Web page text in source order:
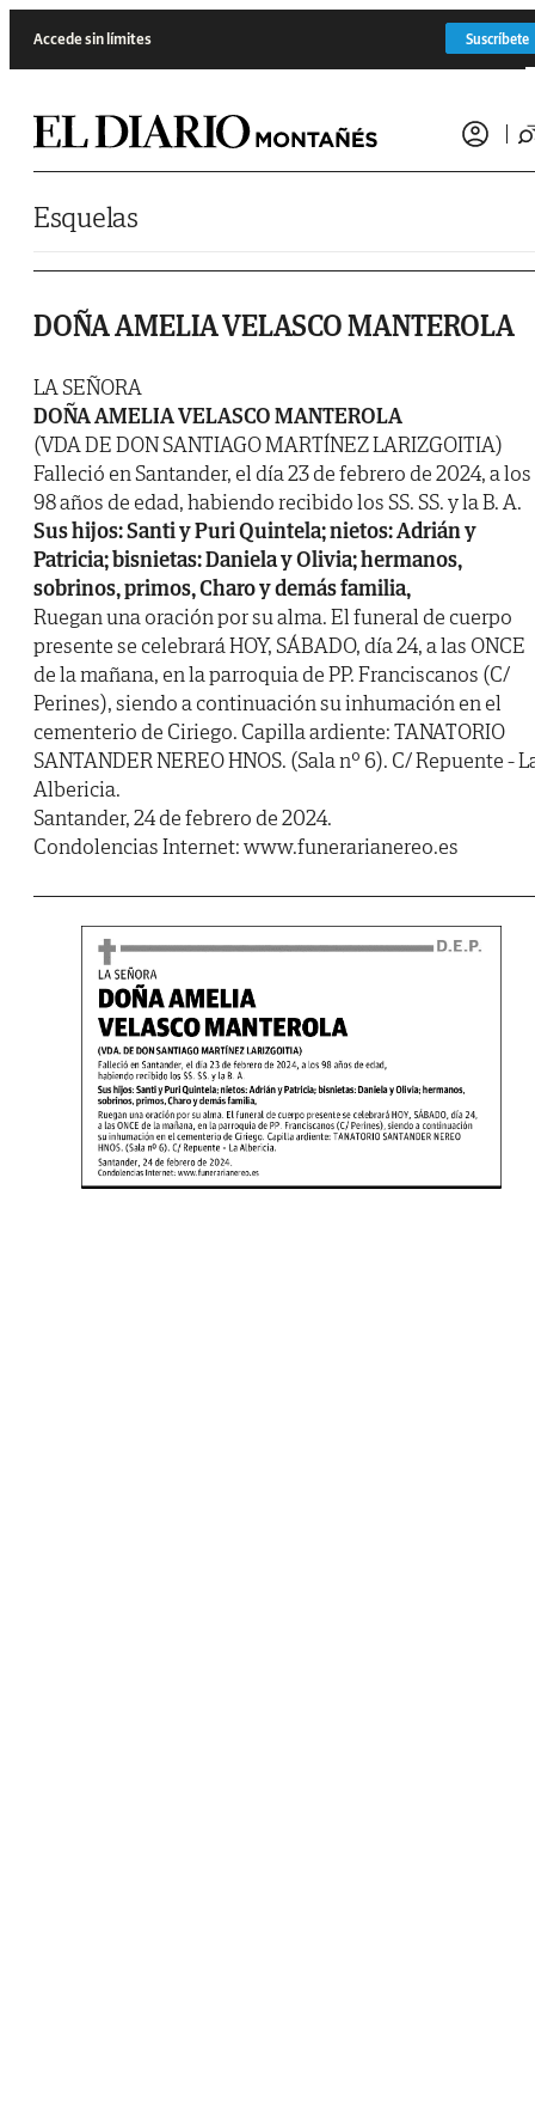
Accede sin límites Suscríbete
Esquelas
DOÑA AMELIA VELASCO MANTEROLA
LA SEÑORA
DOÑA AMELIA VELASCO MANTEROLA
(VDA DE DON SANTIAGO MARTÍNEZ LARIZGOITIA)
Falleció en Santander, el día 23 de febrero de 2024, a los
98 años de edad, habiendo recibido los SS. SS. y la B. A.
Sus hijos: Santi y Puri Quintela; nietos: Adrián y
Patricia; bisnietas: Daniela y Olivia; hermanos,
sobrinos, primos, Charo y demás familia,
Ruegan una oración por su alma. El funeral de cuerpo
presente se celebrará HOY, SÁBADO, día 24, a las ONCE
de la mañana, en la parroquia de PP. Franciscanos (C/
Perines), siendo a continuación su inhumación en el
cementerio de Ciriego. Capilla ardiente: TANATORIO
SANTANDER NEREO HNOS. (Sala nº 6). C/ Repuente -
Albericia.
Santander, 24 de febrero de 2024.
Condolencias Internet: www.funerarianereo.es